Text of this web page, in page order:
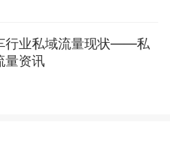
行业私域流量现状——私
量资讯